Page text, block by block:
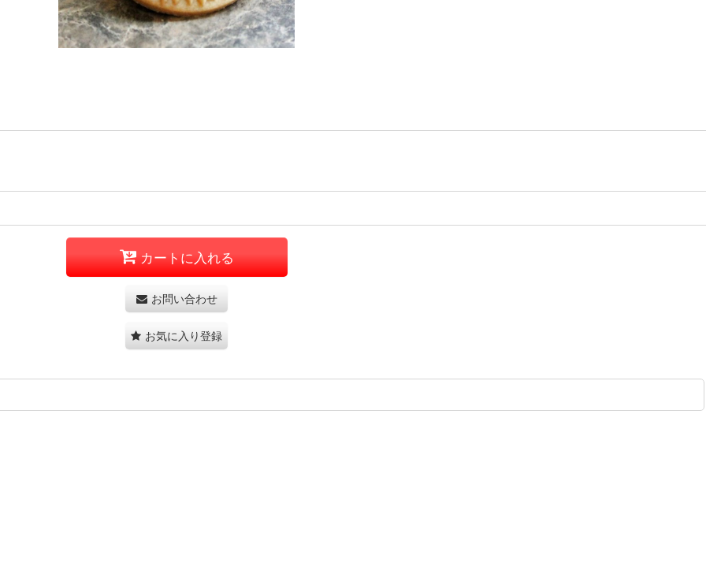
カートに入れる
お問い合わせ
お気に入り登録